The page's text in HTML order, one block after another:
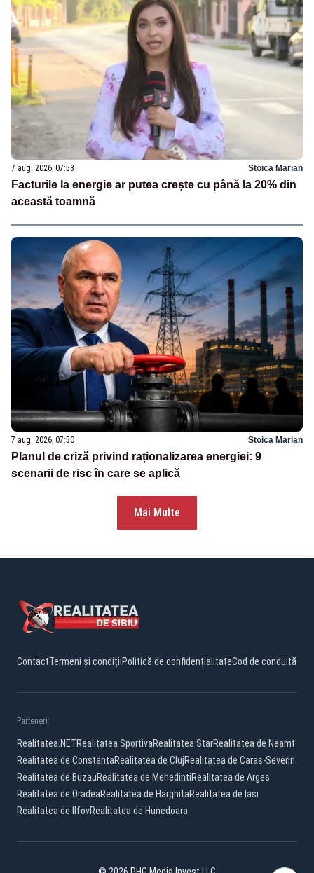
7 aug. 2026, 07:53 Stoica Marian
Facturile la energie ar putea crește cu până la 20% din
această toamnă
7 aug. 2026, 07:50 Stoica Marian
Planul de criză privind raționalizarea energiei: 9
scenarii de risc în care se aplică
Mai Multe
ContactTermeni și condițiiPolitică de confidențialitateCod de conduită
Parteneri:
Realitatea.NETRealitatea SportivaRealitatea StarRealitatea de Neamt
Realitatea de ConstantaRealitatea de ClujRealitatea de Caras-Severin
Realitatea de BuzauRealitatea de MehedintiRealitatea de Arges
Realitatea de OradeaRealitatea de HarghitaRealitatea de Iasi
Realitatea de IlfovRealitatea de Hunedoara